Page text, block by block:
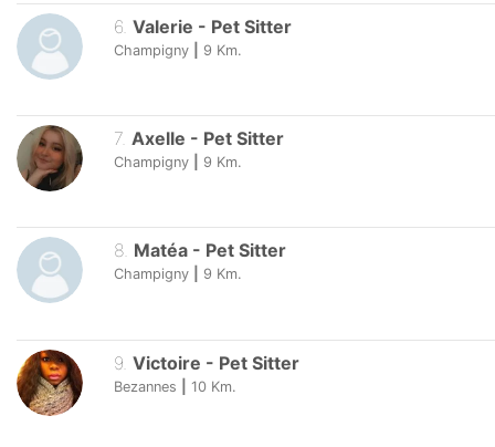
6. Valerie - Pet Sitter
Champigny 9 Km.
7. Axelle - Pet Sitter
Champigny 9 Km.
8. Matéa - Pet Sitter
Champigny 9 Km.
9 Victoire - Pet Sitter
Bezannes 10 Km.